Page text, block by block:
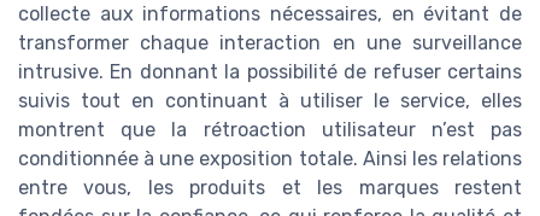
collecte aux informations nécessaires, en évitant de
transformer chaque interaction en une surveillance
intrusive. En donnant la possibilité de refuser certains
suivis tout en continuant à utiliser le service, elles
montrent que la rétroaction utilisateur n’est pas
conditionnée à une exposition totale. Ainsi les relations
entre vous, les produits et les marques restent